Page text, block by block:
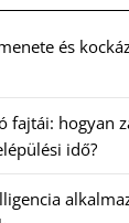
és
fajtái: hogyan
idő?